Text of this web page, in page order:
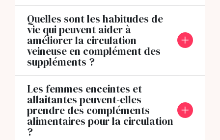
Quelles sont les habitudes de
vie qui peuvent aider à
améliorer la circulation
veineuse en complément des
suppléments ?
Les femmes enceintes et
allaitantes peuvent-elles
prendre des compléments
alimentaires pour la circulation
?